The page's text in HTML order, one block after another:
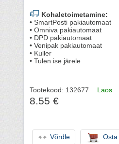
Kohaletoimetamine:
• SmartPosti pakiautomaat
• Omniva pakiautomaat
• DPD pakiautomaat
• Venipak pakiautomaat
• Kuller
• Tulen ise järele
Tootekood: 132677 Laos
8.55 €
Võrdle Osta